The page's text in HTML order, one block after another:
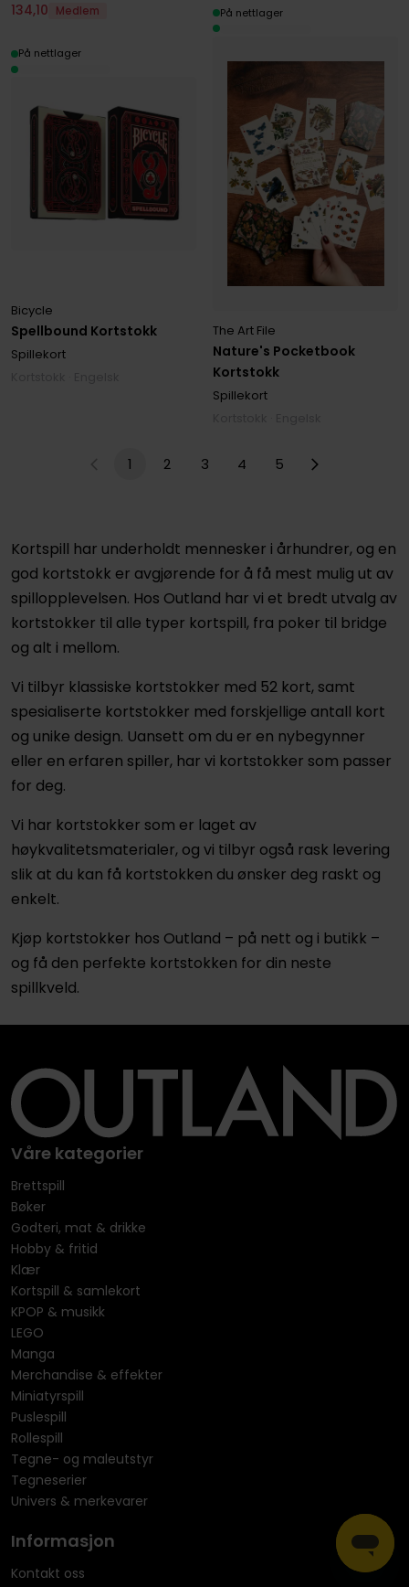
Spellbound Kortstokk
Bicycle
Spillekort
134,10 Medlem
På nettlager
Nature's Pocketbook
Kortstokk
The Art File
Spillekort
På nettlager
1 2 3 4 5
Kortspill har underholdt mennesker i århundrer, og en
god kortstokk er avgjørende for å få mest mulig ut av
spillopplevelsen. Hos Outland har vi et bredt utvalg av
kortstokker til alle typer kortspill, fra poker til bridge
og alt i mellom.
Vi tilbyr klassiske kortstokker med 52 kort, samt
spesialiserte kortstokker med forskjellige antall kort
og unike design. Uansett om du er en nybegynner
eller en erfaren spiller, har vi kortstokker som passer
for deg.
Vi har kortstokker som er laget av
høykvalitetsmaterialer, og vi tilbyr også rask levering
slik at du kan få kortstokken du ønsker deg raskt og
enkelt.
Kjøp kortstokker hos Outland – på nett og i butikk –
og få den perfekte kortstokken for din neste
spillkveld.
Våre kategorier
Brettspill
Bøker
Godteri, mat & drikke
Hobby & fritid
Klær
Kortspill & samlekort
KPOP & musikk
LEGO
Manga
Merchandise & effekter
Miniatyrspill
Puslespill
Rollespill
Tegne- og maleutstyr
Tegneserier
Univers & merkevarer
Informasjon
Kontakt oss